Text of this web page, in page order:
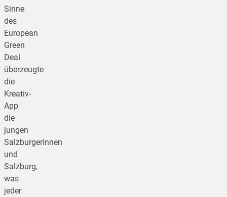
Sinne
des
European
Green
Deal
überzeugte
die
Kreativ-
App
die
jungen
Salzburgerinnen
und
Salzburg,
was
jeder